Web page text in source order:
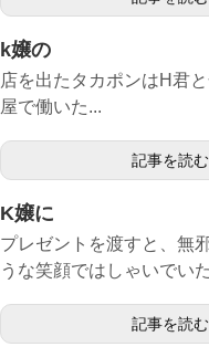
k嬢の
店を出たタカポンはH君
屋で働いた...
記事を読む
K嬢に
プレゼントを渡すと、無
うな笑顔ではしゃいでい
記事を読む